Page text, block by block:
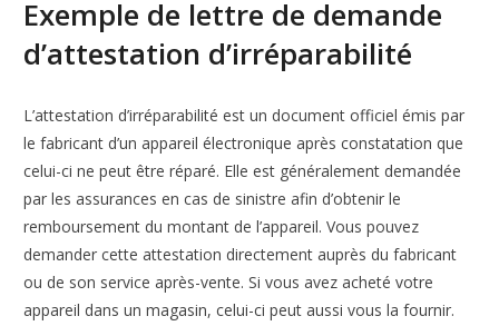
Exemple de lettre de demande
d’attestation d’irréparabilité
L’attestation d’irréparabilité est un document officiel émis par
le fabricant d’un appareil électronique après constatation que
celui-ci ne peut être réparé. Elle est généralement demandée
par les assurances en cas de sinistre afin d’obtenir le
remboursement du montant de l’appareil. Vous pouvez
demander cette attestation directement auprès du fabricant
ou de son service après-vente. Si vous avez acheté votre
appareil dans un magasin, celui-ci peut aussi vous la fournir.